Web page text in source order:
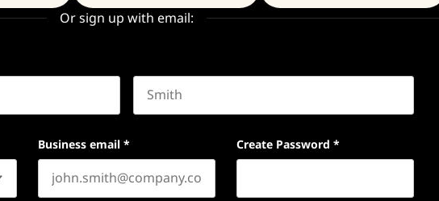
Or sign up with email:
Business email * Create Password *